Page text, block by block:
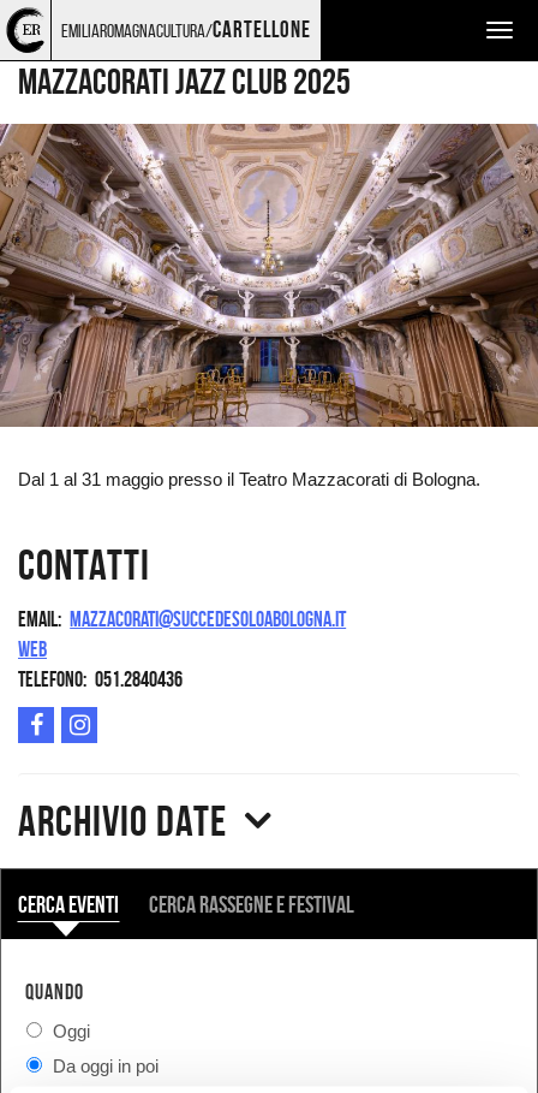
Torna
alla
home
page
Cerca
nel
sito
Salta
ai
contenuti
Salta
al
menu
principale
emiliaromagnacultura/cartellone
MUSICA
Mazzacorati Jazz Club 2025
Dal 1 al 31 maggio presso il Teatro Mazzacorati di Bologna.
Contatti
Email mazzacorati@succedesoloabologna.it
Web
Telefono 051.2840436
Archivio date
COSA
Cerca eventi Cerca rassegne e festival
QUANDO
Oggi
Da oggi in poi